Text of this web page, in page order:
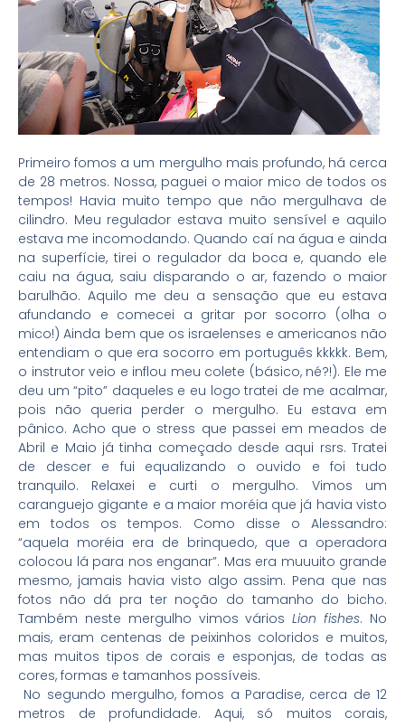
Primeiro fomos a um mergulho mais profundo, há cerca
de 28 metros. Nossa, paguei o maior mico de todos os
tempos! Havia muito tempo que não mergulhava de
cilindro. Meu regulador estava muito sensível e aquilo
estava me incomodando. Quando caí na água e ainda
na superfície, tirei o regulador da boca e, quando ele
caiu na água, saiu disparando o ar, fazendo o maior
barulhão. Aquilo me deu a sensação que eu estava
afundando e comecei a gritar por socorro (olha o
mico!) Ainda bem que os israelenses e americanos não
entendiam o que era socorro em português kkkkk. Bem,
o instrutor veio e inflou meu colete (básico, né?!). Ele me
deu um “pito” daqueles e eu logo tratei de me acalmar,
pois não queria perder o mergulho. Eu estava em
pânico. Acho que o stress que passei em meados de
Abril e Maio já tinha começado desde aqui rsrs. Tratei
de descer e fui equalizando o ouvido e foi tudo
tranquilo. Relaxei e curti o mergulho. Vimos um
caranguejo gigante e a maior moréia que já havia visto
em todos os tempos. Como disse o Alessandro:
“aquela moréia era de brinquedo, que a operadora
colocou lá para nos enganar”. Mas era muuuito grande
mesmo, jamais havia visto algo assim. Pena que nas
fotos não dá pra ter noção do tamanho do bicho.
Também neste mergulho vimos váriosLion fishes. No
mais, eram centenas de peixinhos coloridos e muitos,
mas muitos tipos de corais e esponjas, de todas as
cores, formas e tamanhos possíveis.
No segundo mergulho, fomos a Paradise, cerca de 12
metros de profundidade. Aqui, só muitos corais,